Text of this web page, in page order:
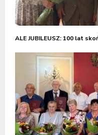
ALE JUBILEUSZ: 100 lat